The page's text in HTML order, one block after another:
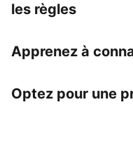
les règles
Apprenez à
Optez pour une